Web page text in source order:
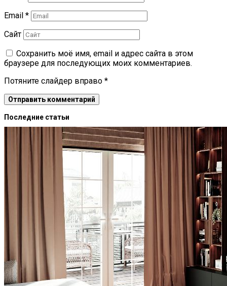
Email *
Сайт
Сохранить моё имя, email и адрес сайта в этом
браузере для последующих моих комментариев.
Потяните слайдер вправо *
Последние статьи